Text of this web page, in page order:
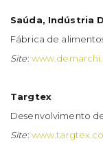
Saúda, Indústria
Fábrica de
Site:
Targtex
Desenvolvimento
Site: